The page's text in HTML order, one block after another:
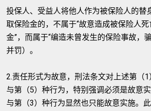
投保人、受益人将他人作为被保险人的替
取保险金的，不属于“故意造成被保险人
金”，而属于“编造未曾发生的保险事故，
并罚）。
2.责任形式为故意，刑法条文对上述第（
与第（5）种行为，特别强调必须是故意
与第（3）种行为显然也只能故意实施。